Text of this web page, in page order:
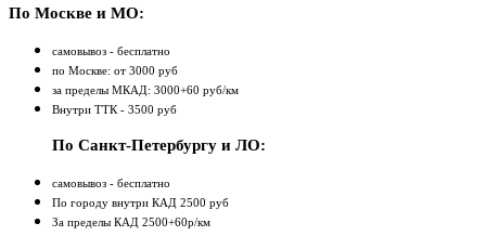
По Москве и МО:
самовывоз - бесплатно
по Москве: от 3000 руб
за пределы МКАД: 3000+60 руб/км
Внутри ТТК - 3500 руб
По Санкт-Петербургу и ЛО:
самовывоз - бесплатно
По городу внутри КАД 2500 руб
За пределы КАД 2500+60р/км